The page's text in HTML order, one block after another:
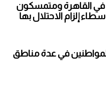
في القاهرة ومتمسكون
إلزام الاحتلال بها
في عدة مناطق